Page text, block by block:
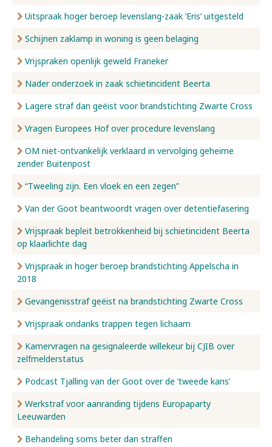
Uitspraak hoger beroep levenslang-zaak ‘Eris’ uitgesteld
Schijnen zaklamp in woning is geen belaging
Vrijspraken openlijk geweld Franeker
Nader onderzoek in zaak schietincident Beerta
Lagere straf dan geëist voor brandstichting Zwarte Cross
Vragen Europees Hof over procedure levenslang
OM niet-ontvankelijk verklaard in vervolging geheime
zender Buitenpost
“Tweeling zijn. Een vloek en een zegen”
Van der Goot beantwoordt vragen over detentiefasering
Vrijspraak bepleit betrokkenheid bij schietincident Beerta
op klaarlichte dag
Vrijspraak in hoger beroep brandstichting Appelscha in
2018
Gevangenisstraf geëist na brandstichting Zwarte Cross
Vrijspraak ondanks trappen tegen lichaam
Kamervragen na gesignaleerde willekeur bij CJIB over
zelfmelderstatus
Podcast Tjalling van der Goot over de ‘tweede kans’
Werkstraf voor aanranding tijdens Europaparty
Leeuwarden
Behandeling soms beter dan straffen